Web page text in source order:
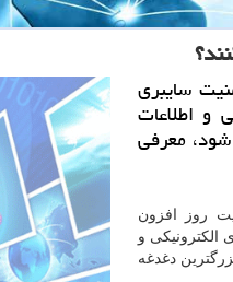
سایبری
و اطلاعات
معرفی
روز افزون
الكترونیكی و
دغدغه